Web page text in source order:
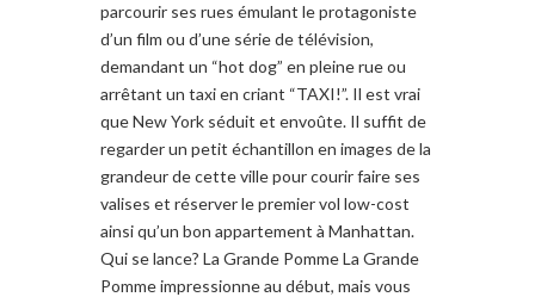
parcourir ses rues émulant le protagoniste
d’un film ou d’une série de télévision,
demandant un “hot dog” en pleine rue ou
arrêtant un taxi en criant “TAXI!”. Il est vrai
que New York séduit et envoûte. Il suffit de
regarder un petit échantillon en images de la
grandeur de cette ville pour courir faire ses
valises et réserver le premier vol low-cost
ainsi qu’un bon appartement à Manhattan.
Qui se lance? La Grande Pomme La Grande
Pomme impressionne au début, mais vous